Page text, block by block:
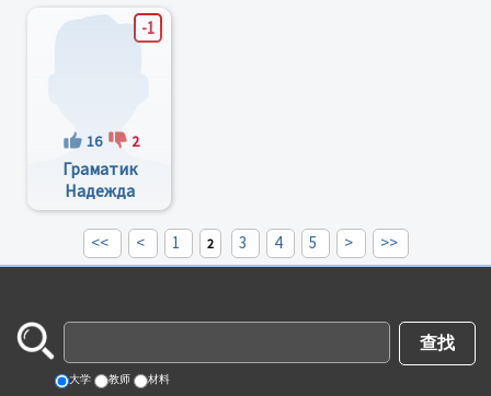
-1
16 2
Граматик
Надежда
Васильевна
<< < 1 2 3 4 5 > >>
大学 教师 材料